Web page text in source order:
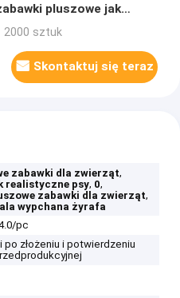
pluszowe jak
2000 sztuk
Skontaktuj się teraz
zabawki dla zwierząt,
realistyczne psy, 0,
zabawki dla zwierząt,
wypchana żyrafa
pc
po złożeniu i potwierdzeniu